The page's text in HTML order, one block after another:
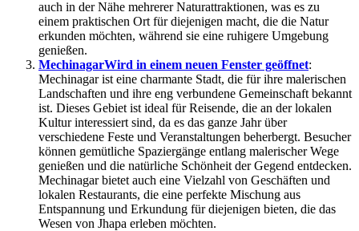
auch in der Nähe mehrerer Naturattraktionen, was es zu
einem praktischen Ort für diejenigen macht, die die Natur
erkunden möchten, während sie eine ruhigere Umgebung
genießen.
MechinagarWird in einem neuen Fenster geöffnet:
Mechinagar ist eine charmante Stadt, die für ihre malerischen
Landschaften und ihre eng verbundene Gemeinschaft bekannt
ist. Dieses Gebiet ist ideal für Reisende, die an der lokalen
Kultur interessiert sind, da es das ganze Jahr über
verschiedene Feste und Veranstaltungen beherbergt. Besucher
können gemütliche Spaziergänge entlang malerischer Wege
genießen und die natürliche Schönheit der Gegend entdecken.
Mechinagar bietet auch eine Vielzahl von Geschäften und
lokalen Restaurants, die eine perfekte Mischung aus
Entspannung und Erkundung für diejenigen bieten, die das
Wesen von Jhapa erleben möchten.